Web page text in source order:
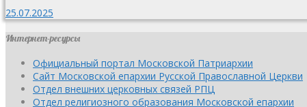
25.07.2025
Интернет-ресурсы
Официальный портал Московской Патриархии
Сайт Московской епархии Русской Православной Церкви
Отдел внешних церковных связей РПЦ
Отдел религиозного образования Московской епархии